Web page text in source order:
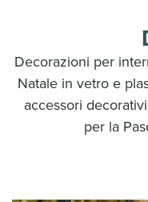
Decorazioni per
Natale in vetro e
accessori
per la